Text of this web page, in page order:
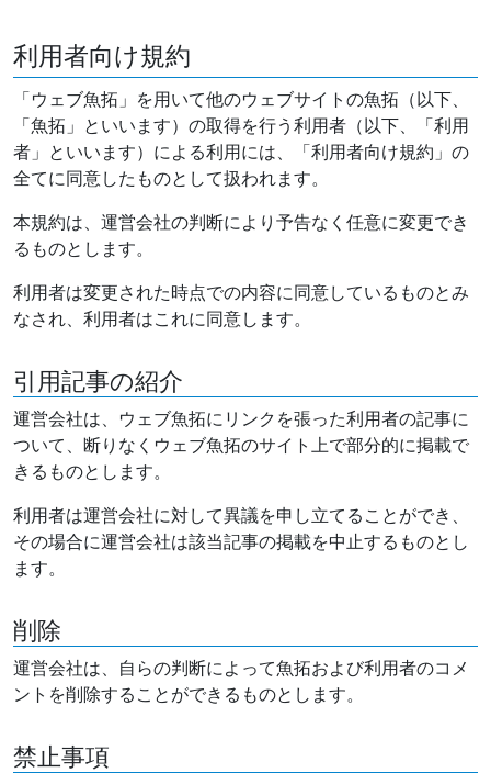
利用者向け規約
「ウェブ魚拓」を用いて他のウェブサイトの魚拓（以下、
「魚拓」といいます）の取得を行う利用者（以下、「利用
者」といいます）による利用には、「利用者向け規約」の
全てに同意したものとして扱われます。
本規約は、運営会社の判断により予告なく任意に変更でき
るものとします。
利用者は変更された時点での内容に同意しているものとみ
なされ、利用者はこれに同意します。
引用記事の紹介
運営会社は、ウェブ魚拓にリンクを張った利用者の記事に
ついて、断りなくウェブ魚拓のサイト上で部分的に掲載で
きるものとします。
利用者は運営会社に対して異議を申し立てることができ、
その場合に運営会社は該当記事の掲載を中止するものとし
ます。
削除
運営会社は、自らの判断によって魚拓および利用者のコメ
ントを削除することができるものとします。
禁止事項